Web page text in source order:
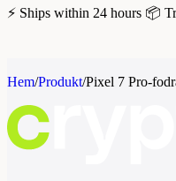
⚡ Ships within 24 hours 📦
Hem/Produkt/Pixel 7 Pro-